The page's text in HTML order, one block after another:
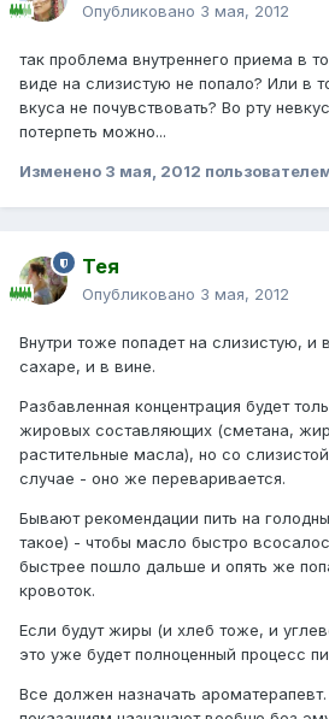
Опубликовано 3 мая, 2012
так проблема внутреннего приема в
виде на слизистую не попало? Или в
вкуса не почувствовать? Во рту
потерпеть можно...
Изменено 3 мая, 2012
Тея
Опубликовано 3 мая, 2012
Внутри тоже попадет на слизистую, и
сахаре, и в вине.
Разбавленная концентрация будет
жировых составляющих (сметана,
растительные масла), но со
случае - оно же переваривается.
Бывают рекомендации пить на
такое) - чтобы масло быстро
быстрее пошло дальше и опять же
кровоток.
Если будут жиры (и хлеб тоже, и
это уже будет полноценный процесс
Все должен назначать